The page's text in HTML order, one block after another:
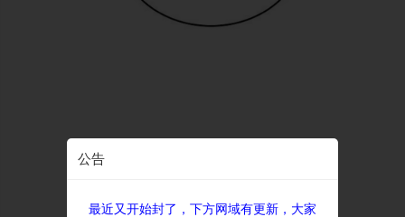
公告
最近又开始封了，下方网域有更新，大家